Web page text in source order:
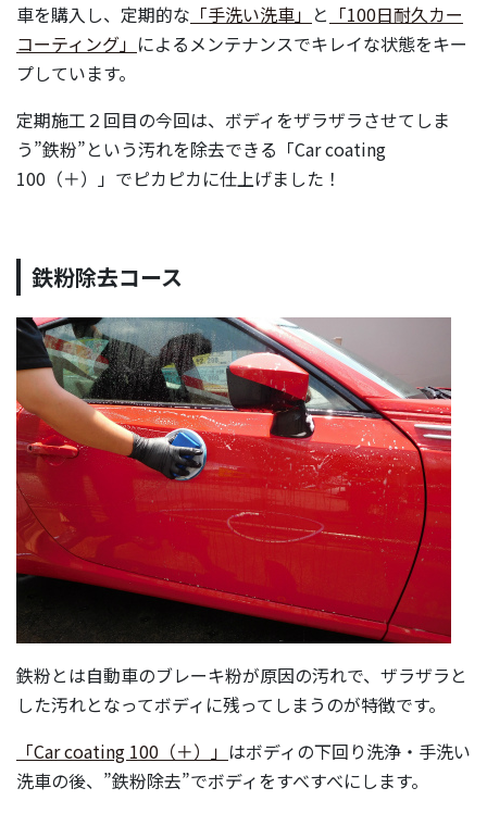
車を購入し、定期的な 「手洗い洗車」 と 「100日耐久カー
コーティング」 によるメンテナンスでキレイな状態をキー
プしています。
定期施工２回目の今回は、ボディをザラザラさせてしま
う”鉄粉”という汚れを除去できる「Car coating
100（＋）」でピカピカに仕上げました！
鉄粉除去コース
鉄粉とは自動車のブレーキ粉が原因の汚れで、ザラザラと
した汚れとなってボディに残ってしまうのが特徴です。
「Car coating 100（＋）」 はボディの下回り洗浄・手洗い
洗車の後、”鉄粉除去”でボディをすべすべにします。